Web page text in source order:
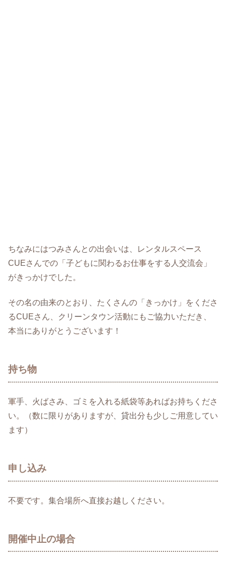
ちなみにはつみさんとの出会いは、レンタルスペース
CUEさんでの「子どもに関わるお仕事をする人交流会」
がきっかけでした。
その名の由来のとおり、たくさんの「きっかけ」をくださ
るCUEさん、クリーンタウン活動にもご協力いただき、
本当にありがとうございます！
持ち物
軍手、火ばさみ、ゴミを入れる紙袋等あればお持ちくださ
い。（数に限りがありますが、貸出分も少しご用意してい
ます）
申し込み
不要です。集合場所へ直接お越しください。
開催中止の場合